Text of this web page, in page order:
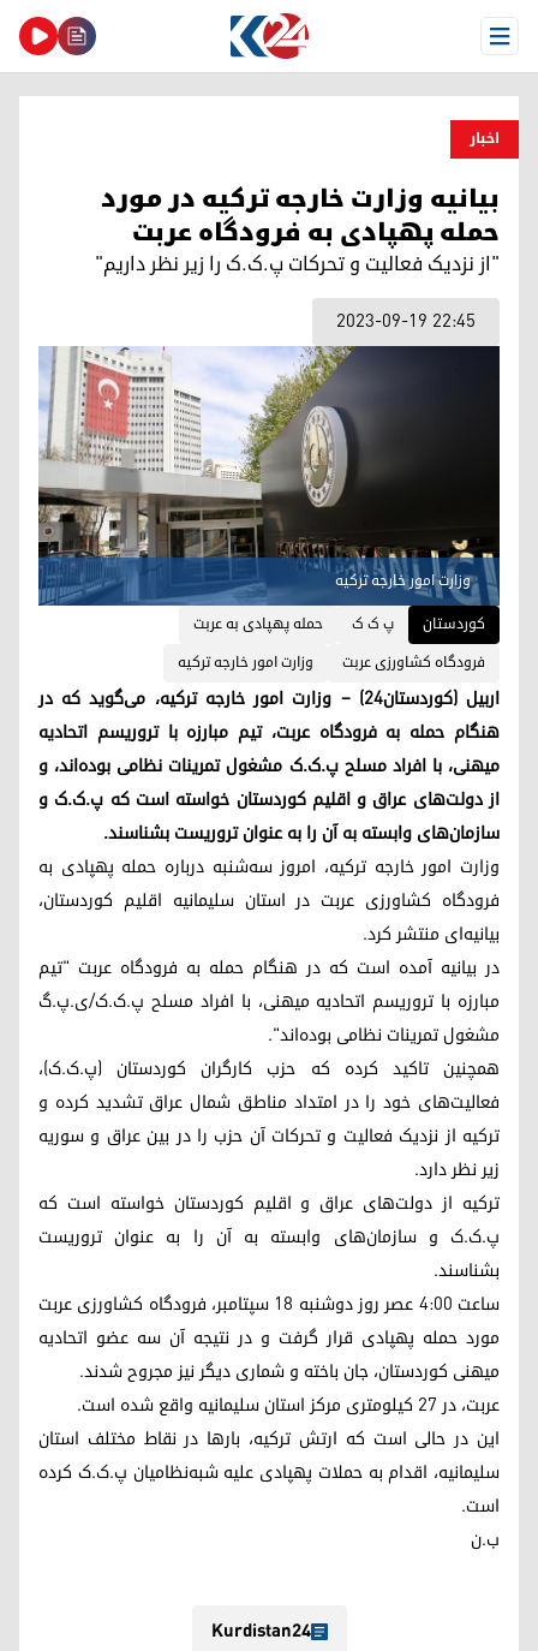
Open Menu
اخبار
بیانیه وزارت خارجه ترکیه در مورد
حمله پهپادی به فرودگاه عربت
"از نزدیک فعالیت‌ و تحرکات پ.ک.ک را زیر نظر داریم"
2023-09-19 22:45
وزارت امور خارجه ترکیه
کوردستان
پ ک ک
حمله پهپادی به عربت
فرودگاه کشاورزی عربت
وزارت امور خارجه ترکیه
اربیل (کوردستان٢٤) – وزارت امور خارجه ترکیه، می‌گوید که در
هنگام حمله به فرودگاه عربت، تیم مبارزه با تروریسم اتحادیه
میهنی، با افراد مسلح پ.ک.ک مشغول تمرینات نظامی بوده‌اند، و
از دولت‌های عراق و اقلیم کوردستان خواسته است که پ.ک.ک و
سازمان‌های وابسته به آن را به عنوان تروریست بشناسند.
وزارت امور خارجه ترکیه، امروز سه‌شنبه درباره حمله پهپادی به
فرودگاه کشاورزی عربت در استان سلیمانیه اقلیم کوردستان،
بیانیه‌ای منتشر کرد.
در بیانیه آمده است که در هنگام حمله به فرودگاه عربت "تیم
مبارزه با تروریسم اتحادیه میهنی، با افراد مسلح پ.ک.ک/ی.پ.گ
مشغول تمرینات نظامی بوده‌اند".
همچنین تاکید کرده که حزب کارگران کوردستان (پ.ک.ک)،
فعالیت‌های خود را در امتداد مناطق شمال عراق تشدید کرده و
ترکیه از نزدیک فعالیت‌ و تحرکات آن حزب را در بین عراق و سوریه
زیر نظر دارد.
ترکیه از دولت‌های عراق و اقلیم کوردستان خواسته است که
پ.ک.ک و سازمان‌های وابسته به آن را به عنوان تروریست
بشناسند.
ساعت ٤:٠٠ عصر روز دوشنبه ١٨ سپتامبر، فرودگاه کشاورزی عربت
مورد حمله پهپادی قرار گرفت و در نتیجه آن سه عضو اتحادیه
میهنی کوردستان، جان باخته‌ و شماری دیگر نیز مجروح شدند.
عربت، در ٢٧ کیلومتری مرکز استان سلیمانیه واقع شده است.
این در حالی است که ارتش ترکیه، بارها در نقاط مختلف استان
سلیمانیه، اقدام به حملات پهپادی علیه شبه‌نظامیان پ.ک.ک کرده
است.
ب.ن
Kurdistan24